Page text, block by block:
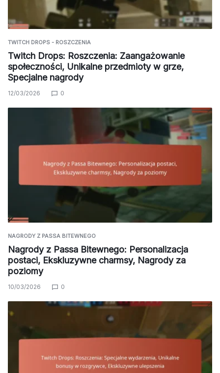
TWITCH DROPS - ROSZCZENIA
Twitch Drops: Roszczenia: Zaangażowanie
społeczności, Unikalne przedmioty w grze,
Specjalne nagrody
12/03/2026 0
NAGRODY Z PASSA BITEWNEGO
Nagrody z Passa Bitewnego: Personalizacja
postaci, Ekskluzywne charmsy, Nagrody za
poziomy
10/03/2026 0